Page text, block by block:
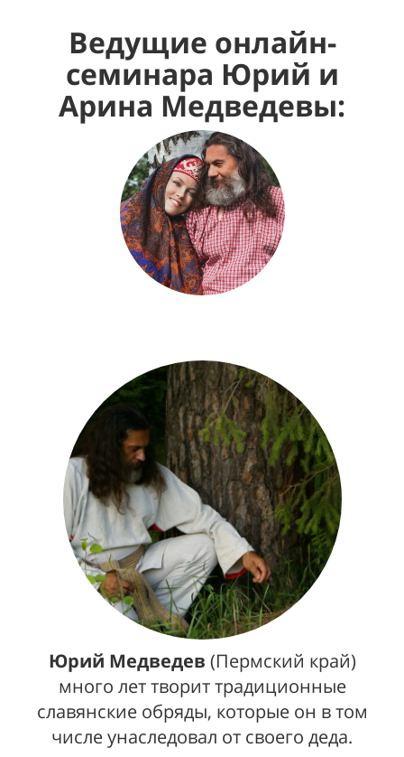
Ведущие онлайн-
семинара Юрий и
Арина Медведевы:
Юрий Медведев (Пермский край)
много лет творит традиционные
славянские обряды, которые он в том
числе унаследовал от своего деда.